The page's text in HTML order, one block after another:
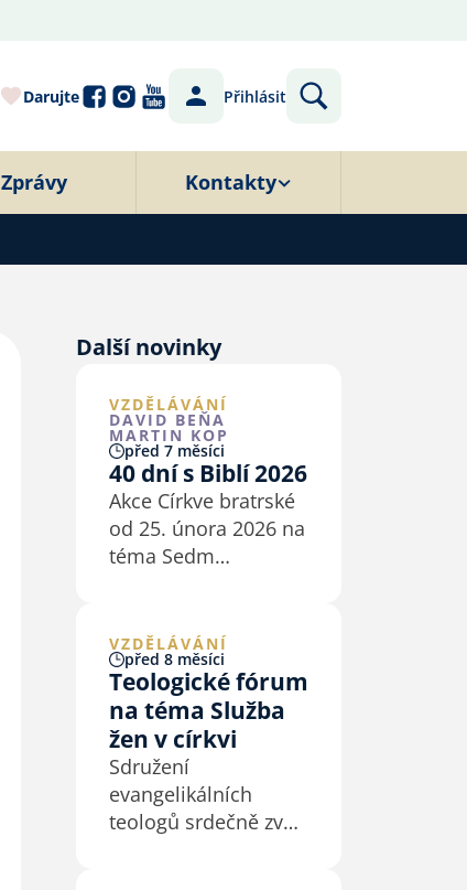
Darujte Přihlásit
Zprávy Kontakty
Další novinky
VZDĚLÁVÁNÍ
DAVID BEŇA
MARTIN KOP
před 7 měsíci
40 dní s Biblí 2026
Akce Církve bratrské
od 25. února 2026 na
téma Sedm
podkladů pro kázání
a biblické studium.
VZDĚLÁVÁNÍ
před 8 měsíci
Teologické fórum
na téma Služba
žen v církvi
Sdružení
evangelikálních
teologů srdečně zve